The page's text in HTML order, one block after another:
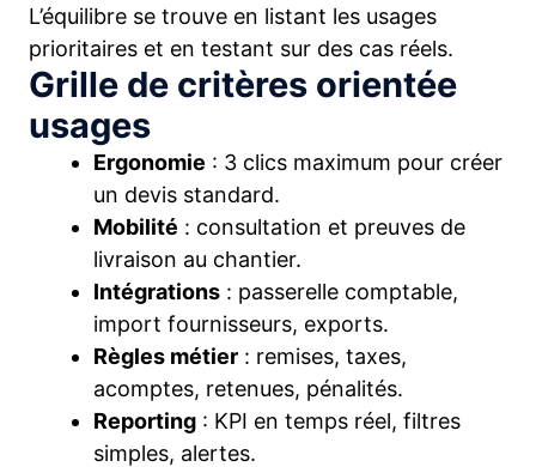
L’équilibre se trouve en listant les usages
prioritaires et en testant sur des cas réels.
Grille de critères orientée
usages
Ergonomie : 3 clics maximum pour créer
un devis standard.
Mobilité : consultation et preuves de
livraison au chantier.
Intégrations : passerelle comptable,
import fournisseurs, exports.
Règles métier : remises, taxes,
acomptes, retenues, pénalités.
Reporting : KPI en temps réel, filtres
simples, alertes.